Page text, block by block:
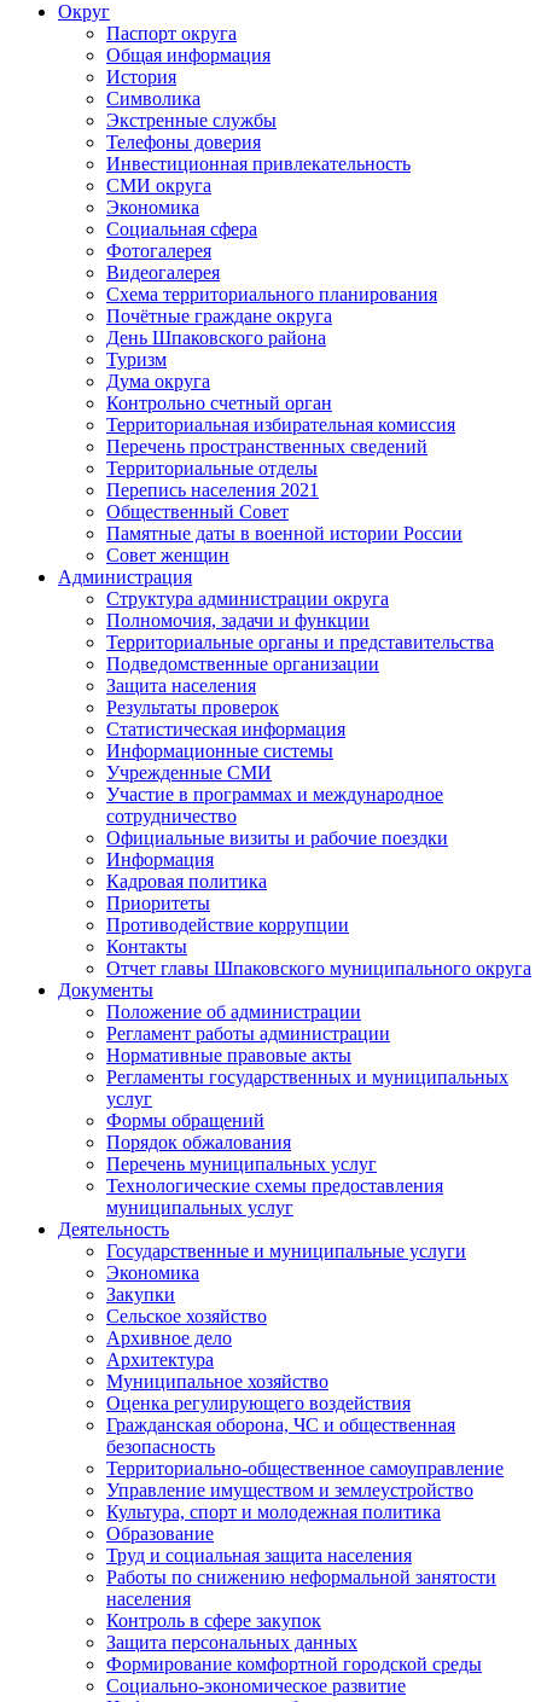
Округ
Паспорт округа
Общая информация
История
Символика
Экстренные службы
Телефоны доверия
Инвестиционная привлекательность
СМИ округа
Экономика
Социальная сфера
Фотогалерея
Видеогалерея
Схема территориального планирования
Почётные граждане округа
День Шпаковского района
Туризм
Дума округа
Контрольно счетный орган
Территориальная избирательная комиссия
Перечень пространственных сведений
Территориальные отделы
Перепись населения 2021
Общественный Совет
Памятные даты в военной истории России
Совет женщин
Администрация
Структура администрации округа
Полномочия, задачи и функции
Территориальные органы и представительства
Подведомственные организации
Защита населения
Результаты проверок
Статистическая информация
Информационные системы
Учрежденные СМИ
Участие в программах и международное
сотрудничество
Официальные визиты и рабочие поездки
Информация
Кадровая политика
Приоритеты
Противодействие коррупции
Контакты
Отчет главы Шпаковского муниципального округа
Документы
Положение об администрации
Регламент работы администрации
Нормативные правовые акты
Регламенты государственных и муниципальных
услуг
Формы обращений
Порядок обжалования
Перечень муниципальных услуг
Технологические схемы предоставления
муниципальных услуг
Деятельность
Государственные и муниципальные услуги
Экономика
Закупки
Сельское хозяйство
Архивное дело
Архитектура
Муниципальное хозяйство
Оценка регулирующего воздействия
Гражданская оборона, ЧС и общественная
безопасность
Территориально-общественное самоуправление
Управление имуществом и землеустройство
Культура, спорт и молодежная политика
Образование
Труд и социальная защита населения
Работы по снижению неформальной занятости
населения
Контроль в сфере закупок
Защита персональных данных
Формирование комфортной городской среды
Социально-экономическое развитие